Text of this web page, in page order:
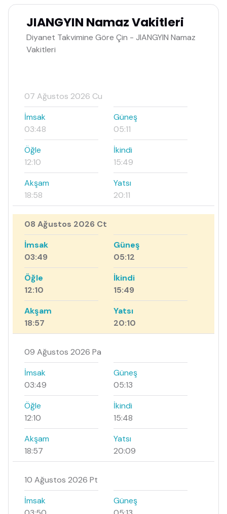
JIANGYIN Namaz Vakitleri
Diyanet Takvimine Göre Çin - JIANGYIN Namaz
Vakitleri
07 Ağustos 2026 Cu
İmsak
03:48
Güneş
05:11
Öğle
12:10
İkindi
15:49
Akşam
18:58
Yatsı
20:11
08 Ağustos 2026 Ct
İmsak
03:49
Güneş
05:12
Öğle
12:10
İkindi
15:49
Akşam
18:57
Yatsı
20:10
09 Ağustos 2026 Pa
İmsak
03:49
Güneş
05:13
Öğle
12:10
İkindi
15:48
Akşam
18:57
Yatsı
20:09
10 Ağustos 2026 Pt
İmsak
Güneş